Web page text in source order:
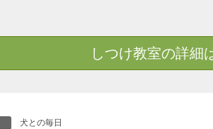
しつけ教室の詳細
犬との毎日